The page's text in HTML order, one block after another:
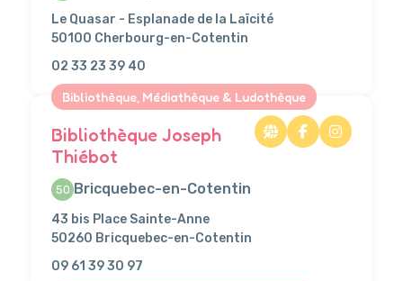
Le Quasar - Esplanade de la Laïcité
50100 Cherbourg-en-Cotentin
02 33 23 39 40
Bibliothèque, Médiathèque & Ludothèque
Bibliothèque Joseph
Thiébot
50 Bricquebec-en-Cotentin
43 bis Place Sainte-Anne
50260 Bricquebec-en-Cotentin
09 61 39 30 97